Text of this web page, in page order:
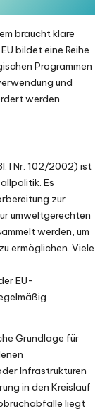
braucht klare
bildet eine Reihe
Programmen
und
werden.
I Nr. 102/2002) ist
Es
zur
umweltgerechten
werden, um
ermöglichen. Viele
EU-
Grundlage für
Infrastrukturen
in den Kreislauf
liegt